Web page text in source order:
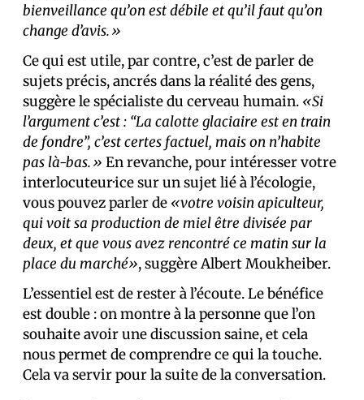
bienveillance qu’on est débile et qu’il faut qu’on
change d’avis.»
Ce qui est utile, par contre, c’est de parler de
sujets précis, ancrés dans la réalité des gens,
suggère le spécialiste du cerveau humain. «Si
l’argument c’est : “La calotte glaciaire est en train
de fondre”, c’est certes factuel, mais on n’habite
pas là-bas.» En revanche, pour intéresser votre
interlocuteur·ice sur un sujet lié à l’écologie,
vous pouvez parler de «votre voisin apiculteur,
qui voit sa production de miel être divisée par
deux, et que vous avez rencontré ce matin sur la
place du marché», suggère Albert Moukheiber.
L’essentiel est de rester à l’écoute. Le bénéfice
est double : on montre à la personne que l’on
souhaite avoir une discussion saine, et cela
nous permet de comprendre ce qui la touche.
Cela va servir pour la suite de la conversation.